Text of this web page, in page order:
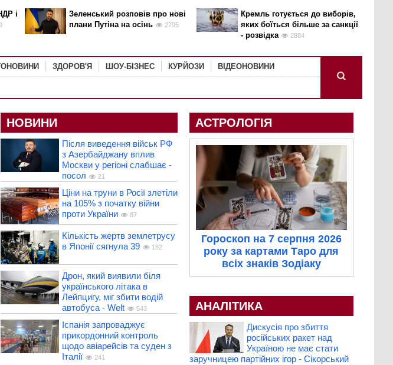
і
Зеленський розповів про нові
плани Путіна на осінь
2795
Кремль готується до виборів,
яких боїться більше за санкції
- розвідка
2884
ЗДОРОВ'Я ШОУ-БІЗНЕС КУРЙОЗИ ВІДЕОНОВИНИ
НОВИНИ
Після виведення військ РФ
з Азербайджану вплив
Москви у регіоні слабшає -
посол
21
Ціни на труни в Росії злетіли
на 105% з початку війни
проти України
87
Кількість жертв землетрусу
в Японії сягнула 39
182
Дрон, який виявили біля
українського літака в
Лейпцигу, міг збити водій
автобуса - Welt
543
Іспанія запроваджує
прикордонний контроль
щодо авіарейсів та суден з
Італії
241
АСТРОЛОГІЯ
Гороскоп на 7 серпня 2026
року за картами Таро для
всіх знаків Зодіаку
АНАЛІТИКА
Дискусія про збиття
російських ракет над
Україною не має стати
заручницею партійних ігор - Сікорський